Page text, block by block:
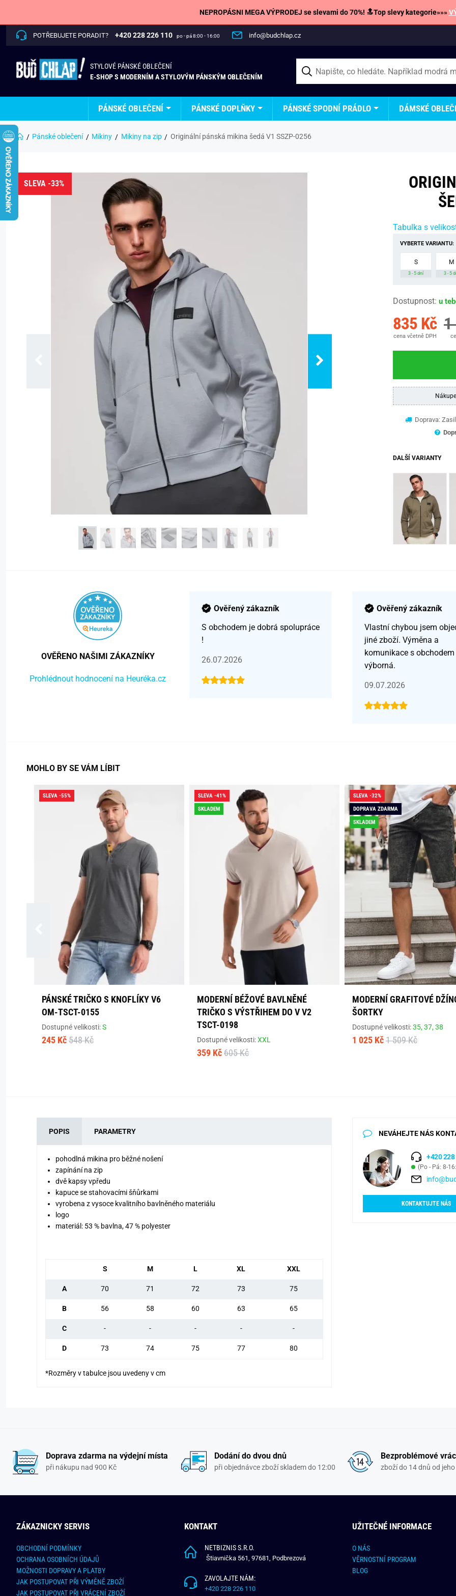
NEPROPÁSNI MEGA VÝPRODEJ se slevami do 70%! 🔝Top slevy kategorie»»»
POTŘEBUJETE PORADIT? +420 228 226 110 po - pá 8:00 - 16:00 info@budchlap.cz
STYLOVÉ PÁNSKÉ OBLEČENÍ
E-SHOP S MODERNÍM A STYLOVÝM PÁNSKÝM OBLEČENÍM
PÁNSKÉ OBLEČENÍ PÁNSKÉ DOPLŇKY PÁNSKÉ SPODNÍ PRÁDLO DÁMSKÉ
Pánské oblečení Mikiny Mikiny na zip Originální pánská mikina šedá V1 SSZP-0256
SLEVA -33%
Tabulka s
VYBERTE VARIANTU:
S
3 - 5 dní
M
3 - 5
Dostupnost: u
835 Kč
cena včetně DPH
1
Doprava:
DALŠÍ VARIANTY
OVĚŘENO NAŠIMI ZÁKAZNÍKY
Prohlédnout hodnocení na Heuréka.cz
Ověřený zákazník
S obchodem je dobrá spolupráce
!
26.07.2026
Ověřený zákazník
Vlastní chybou jsem
jiné zboží. Výměna a
komunikace s obchodem
výborná.
09.07.2026
MOHLO BY SE VÁM LÍBIT
SLEVA -55%
PÁNSKÉ TRIČKO S KNOFLÍKY V6
OM-TSCT-0155
Dostupné velikosti:S
245 Kč 548 Kč
SLEVA -41%
SKLADEM
MODERNÍ BÉŽOVÉ BAVLNĚNÉ
TRIČKO S VÝSTŘIHEM DO V V2
TSCT-0198
Dostupné velikosti:XXL
359 Kč 605 Kč
SLEVA -32%
DOPRAVA ZDARMA
SKLADEM
MODERNÍ GRAFITOVÉ
ŠORTKY
Dostupné velikosti:35,37,38
1 025 Kč 1 509 Kč
POPIS PARAMETRY
pohodlná mikina pro běžné nošení
zapínání na zip
dvě kapsy vpředu
kapuce se stahovacími šňůrkami
vyrobena z vysoce kvalitního bavlněného materiálu
logo
materiál: 53 % bavlna, 47 % polyester
S M L XL XXL
A 70 71 72 73 75
B 56 58 60 63 65
C - - - - -
D 73 74 75 77 80
*Rozměry v tabulce jsou uvedeny v cm
NEVÁHEJTE NÁS
+420 228
(Po - Pá: 8-
KONTAKTUJTE NÁS
Doprava zdarma na výdejní místa
při nákupu nad 900 Kč
Dodání do dvou dnů
při objednávce zboží skladem do 12:00
Bezproblémové
zboží do 14 dnů od
ZÁKAZNICKY SERVIS
OBCHODNÍ PODMÍNKY
OCHRANA OSOBNÍCH ÚDAJŮ
MOŽNOSTI DOPRAVY A PLATBY
JAK POSTUPOVAT PŘI VÝMĚNĚ ZBOŽÍ
JAK POSTUPOVAT PŘI VRÁCENÍ ZBOŽÍ
KONTAKT
NETBIZNIS S.R.O.
Štiavnička 561, 97681, Podbrezová
ZAVOLAJTE NÁM:
+420 228 226 110
UŽITEČNÉ INFORMACE
O NÁS
VĚRNOSTNÍ PROGRAM
BLOG